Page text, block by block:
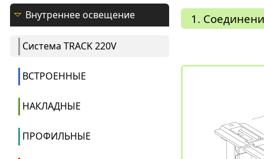
Внутреннее освещение
Система ТRACK 220V
ВСТРОЕННЫЕ
НАКЛАДНЫЕ
ПРОФИЛЬНЫЕ
1.